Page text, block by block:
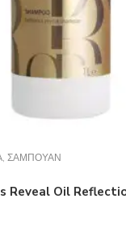
, ΣΑΜΠΟΥΆΝ